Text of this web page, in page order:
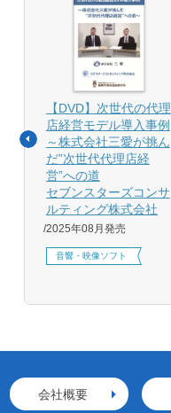
【DVD】次世代の代理
店経営モデル導入事例
～株式会社三愛が挑ん
だ”次世代代理店経
営”への道
セブンスターズコンサ
ルティング株式会社
2025年08月発売
音響・映像ソフト
会社概要